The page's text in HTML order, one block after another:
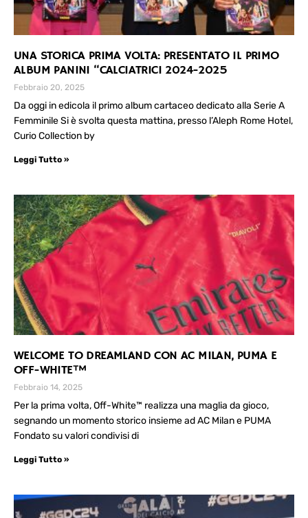
UNA STORICA PRIMA VOLTA: PRESENTATO IL PRIMO
ALBUM PANINI “CALCIATRICI 2024-2025
Febbraio 20, 2025
Da oggi in edicola il primo album cartaceo dedicato alla Serie A
Femminile Si è svolta questa mattina, presso l’Aleph Rome Hotel,
Curio Collection by
Leggi Tutto »
WELCOME TO DREAMLAND CON AC MILAN, PUMA E
OFF-WHITE™
Febbraio 14, 2025
Per la prima volta, Off-White™ realizza una maglia da gioco,
segnando un momento storico insieme ad AC Milan e PUMA
Fondato su valori condivisi di
Leggi Tutto »